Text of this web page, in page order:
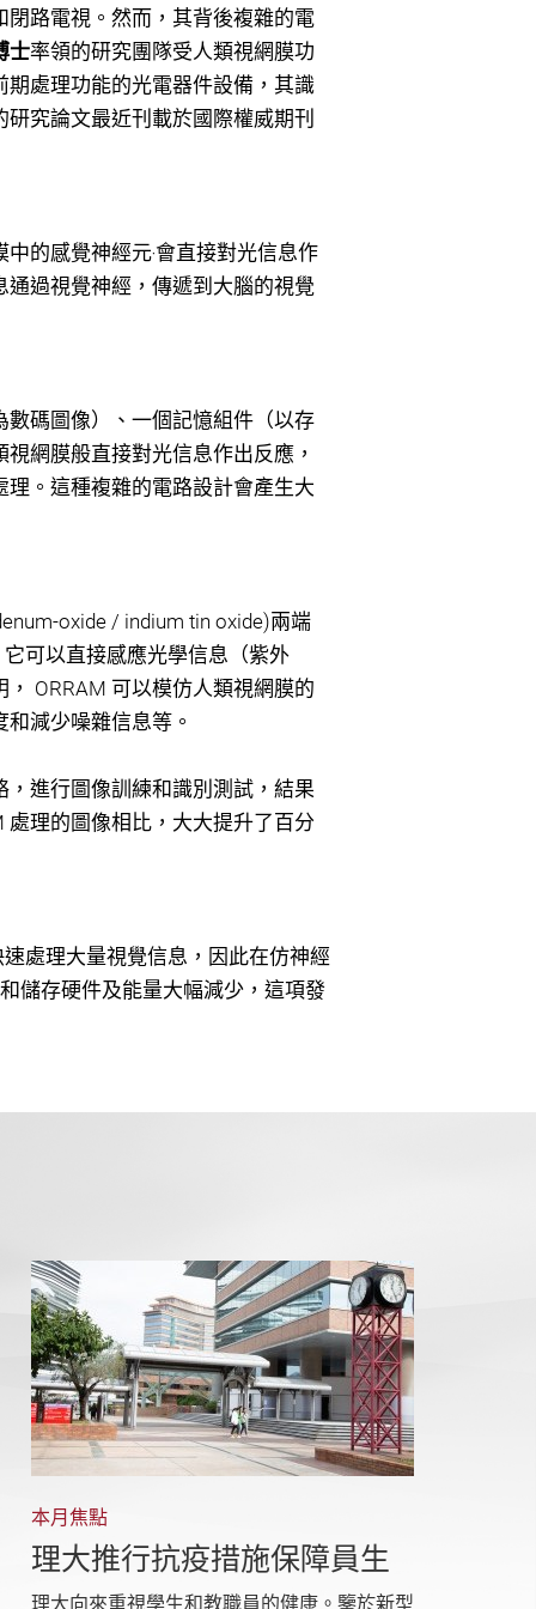
路電視。然而，其背後複雜的電
士率領的研究團隊受人類視網膜功
處理功能的光電器件設備，其識
究論文最近刊載於國際權威期刊
的感覺神經元‧會直接對光信息作
過視覺神經，傳遞到大腦的視覺
碼圖像）、一個記憶組件（以存
網膜般直接對光信息作出反應，
。這種複雜的電路設計會產生大
oxide / indium tin oxide)兩端
可以直接感應光學信息（紫外
ORRAM 可以模仿人類視網膜的
減少噪雜信息等。
進行圖像訓練和識別測試，結果
理的圖像相比，大大提升了百分
處理大量視覺信息，因此在仿神經
儲存硬件及能量大幅減少，這項發
本月焦點
理大推行抗疫措施保障員生
理大向來重視學生和教職員的健康。鑒於新型